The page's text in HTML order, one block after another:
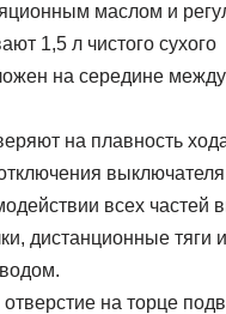
маслом и
1,5 л чистого сухого
на середине
на плавность
всех частей
дистанционные тяги
на торце